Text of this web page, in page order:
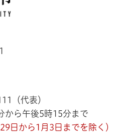
（代表）
から午後5時15分まで
日から1月3日までを除く）